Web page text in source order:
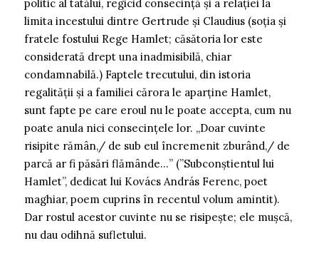
politic al tatălui, regicid consecință și a relației la
limita incestului dintre Gertrude și Claudius (soția și
fratele fostului Rege Hamlet; căsătoria lor este
considerată drept una inadmisibilă, chiar
condamnabilă.) Faptele trecutului, din istoria
regalității și a familiei cărora le aparține Hamlet,
sunt fapte pe care eroul nu le poate accepta, cum nu
poate anula nici consecințele lor. „Doar cuvinte
risipite rămân,/ de sub eul încremenit zburând,/ de
parcă ar fi păsări flămânde…” (”Subconștientul lui
Hamlet”, dedicat lui Kovács András Ferenc, poet
maghiar, poem cuprins în recentul volum amintit).
Dar rostul acestor cuvinte nu se risipește; ele mușcă,
nu dau odihnă sufletului.